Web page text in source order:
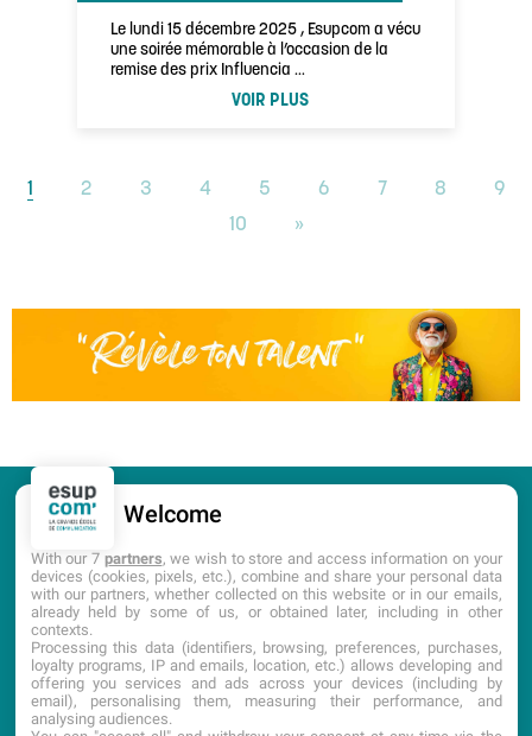
Le lundi 15 décembre 2025 , Esupcom a vécu
une soirée mémorable à l’occasion de la
remise des prix Influencia …
VOIR PLUS
1 2 3 4 5 6 7 8
9
10
»
CANDIDATURE PORTES OUVERTES
DOCUMENTATION
Welcome
With our 7 partners, we wish to store and access information on your
devices (cookies, pixels, etc.), combine and share your personal data
with our partners, whether collected on this website or in our emails,
already held by some of us, or obtained later, including in other
contexts.
Processing this data (identifiers, browsing, preferences, purchases,
loyalty programs, IP and emails, location, etc.) allows developing and
offering you services and ads across your devices (including by
email), personalising them, measuring their performance, and
analysing audiences.